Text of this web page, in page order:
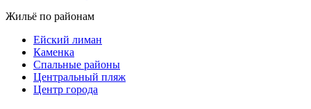
Жильё по районам
Ейский лиман
Каменка
Спальные районы
Центральный пляж
Центр города